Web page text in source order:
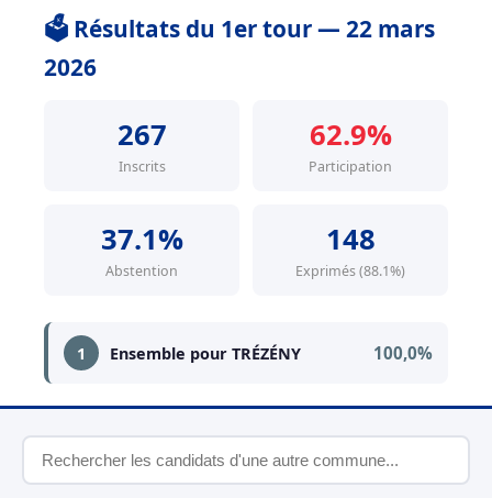
🗳️ Résultats du 1er tour — 22 mars
2026
267
Inscrits
62.9%
Participation
37.1%
Abstention
148
Exprimés (88.1%)
1 Ensemble pour TRÉZÉNY 100,0%